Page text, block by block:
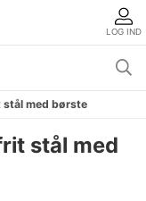
LOG IND
med børste
stål med